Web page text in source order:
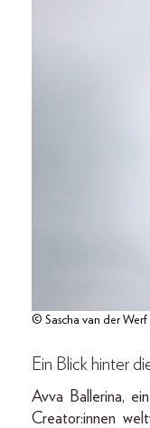
© Sascha van der Werf
Ein Blick hinter
Avva Ballerina,
Creator:innen